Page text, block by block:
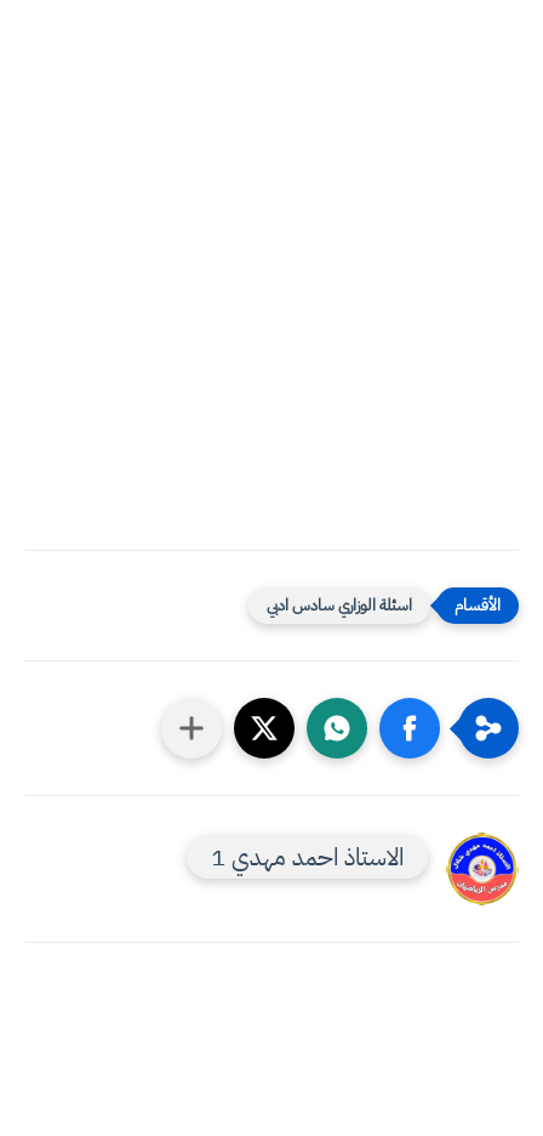
اسئلة الوزاري سادس ادبي
الاستاذ احمد مهدي 1